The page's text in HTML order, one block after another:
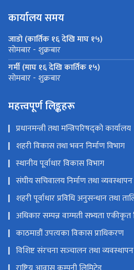
कार्यालय समय
जाडो (कार्तिक १६ देखि माघ १५)
सोमबार - शुक्रबार
गर्मी (माघ १६ देखि कार्तिक १५)
सोमबार - शुक्रबार
महत्त्वपूर्ण लिङ्कहरू
प्रधानमन्त्री तथा मन्त्रिपरिषद्को कार्यालय
शहरी विकास तथा भवन निर्माण विभाग
स्थानीय पूर्वाधार विकास विभाग
संघीय सचिवालय निर्माण तथा
शहरी पूर्वाधार प्रविधि अनुसन्धान तथा
अधिकार सम्पन्न वाग्मती सभ्यता
काठमाडौं उपत्यका विकास प्राधिकरण
विशिष्ट संरचना सञ्‍चालन तथा